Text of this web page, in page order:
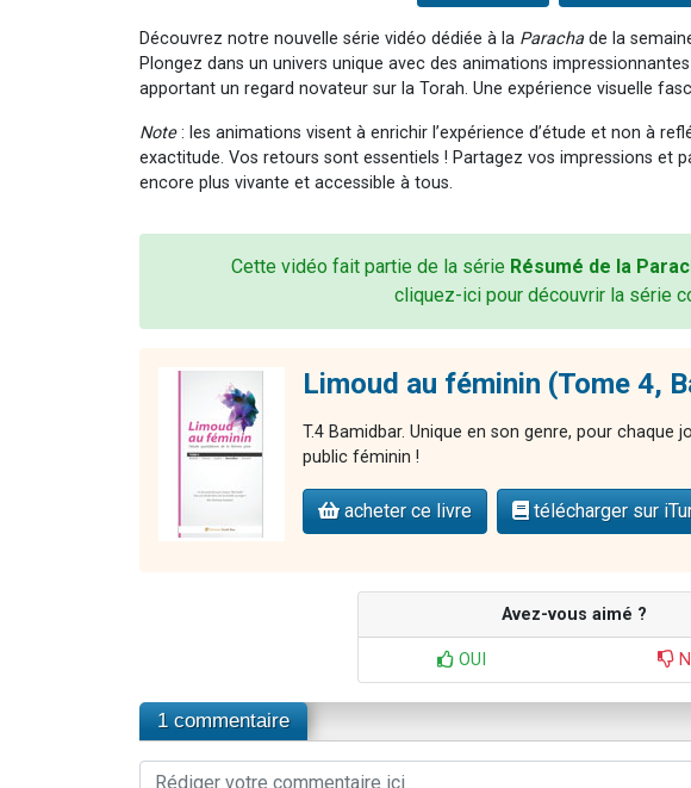
Découvrez notre nouvelle série vidéo dédiée à la Parachade la
Plongez dans un univers unique avec des animations
apportant un regard novateur sur la Torah. Une expérience visuelle
Note: les animations visent à enrichir l’expérience d’étude et non à
exactitude. Vos retours sont essentiels ! Partagez vos impressions et
encore plus vivante et accessible à tous.
Cette vidéo fait partie de la série Résumé de la
cliquez-ici pour découvrir la série
Limoud au féminin (Tome 4,
T.4 Bamidbar. Unique en son genre, pour chaque
public féminin !
acheter ce livre télécharger sur
Avez-vous aimé ?
OUI
1 commentaire